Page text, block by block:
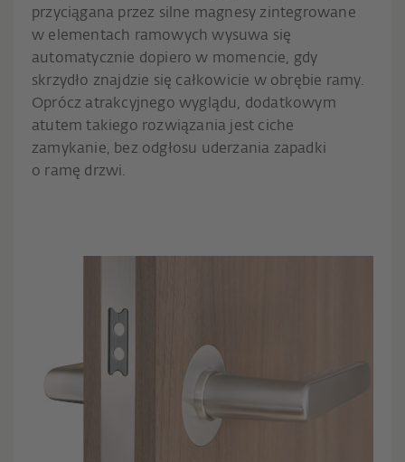
przyciągana przez silne magnesy zintegrowane
w elementach ramowych wysuwa się
automatycznie dopiero w momencie, gdy
skrzydło znajdzie się całkowicie w obrębie ramy.
Oprócz atrakcyjnego wyglądu, dodatkowym
atutem takiego rozwiązania jest ciche
zamykanie, bez odgłosu uderzania zapadki
o ramę drzwi.